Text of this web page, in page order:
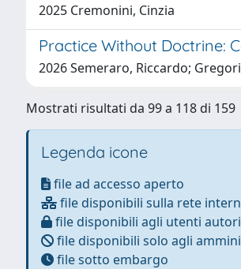
2025 Cremonini, Cinzia
Practice Without Doctrine:
2026 Semeraro, Riccardo;
Mostrati risultati da 99 a 118 di 159
Legenda icone
file ad accesso aperto
file disponibili sulla rete
file disponibili agli utenti
file disponibili solo agli
file sotto embargo